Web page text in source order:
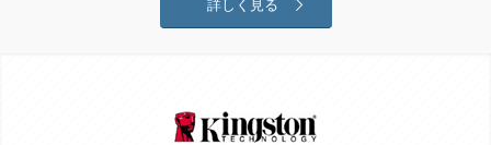
詳しく見る